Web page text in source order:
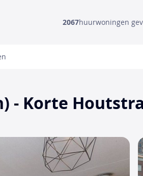
2067huurwoningen
- Korte